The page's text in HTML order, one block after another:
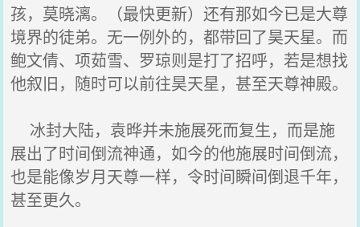
孩，莫晓漓。（最快更新）还有那如今已是大尊
境界的徒弟。无一例外的，都带回了昊天星。而
鲍文倩、项茹雪、罗琼则是打了招呼，若是想找
他叙旧，随时可以前往昊天星，甚至天尊神殿。
冰封大陆，袁晔并未施展死而复生，而是施
展出了时间倒流神通，如今的他施展时间倒流，
也是能像岁月天尊一样，令时间瞬间倒退千年，
甚至更久。